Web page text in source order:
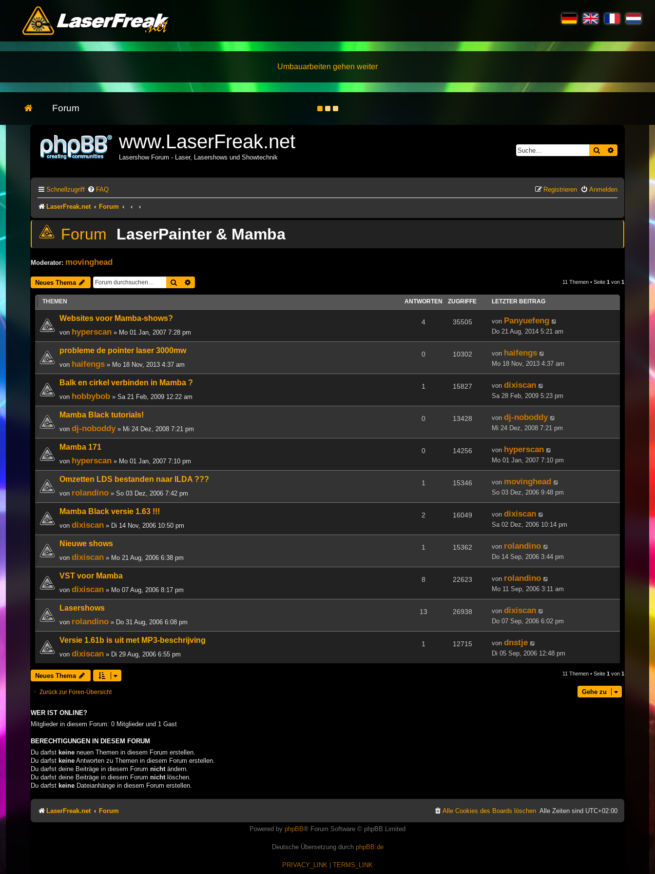
Umbauarbeiten gehen weiter
Forum
www.LaserFreak.net
Lasershow Forum - Laser, Lasershows und Showtechnik
Suche Erweiterte
Schnellzugriff FAQ Anmelden
Registrieren
LaserFreak.net Forum
LaserPainter & Mamba
Moderator: movinghead
Neues Thema Suche 11 Themen • Seite 1 von 1
THEMEN ANTWORTEN ZUGRIFFE LETZTER BEITRAG
Websites voor Mamba-shows?
von hyperscan » Mo 01 Jan, 2007 7:28 pm
4 35505 von Panyuefeng
Do 21 Aug, 2014 5:21 am
probleme de pointer laser 3000mw
von haifengs » Mo 18 Nov, 2013 4:37 am
0 10302 von haifengs
Mo 18 Nov, 2013 4:37 am
Balk en cirkel verbinden in Mamba ?
von hobbybob » Sa 21 Feb, 2009 12:22 am
1 15827 von dixiscan
Sa 28 Feb, 2009 5:23 pm
Mamba Black tutorials!
von dj-noboddy» Mi 24 Dez, 2008 7:21 pm
0 13428 von dj-noboddy
Mi 24 Dez, 2008 7:21 pm
Mamba 171
von hyperscan » Mo 01 Jan, 2007 7:10 pm
0 14256 von hyperscan
Mo 01 Jan, 2007 7:10 pm
Omzetten LDS bestanden naar ILDA ???
von rolandino » So 03 Dez, 2006 7:42 pm
1 15346 von movinghead
So 03 Dez, 2006 9:48 pm
Mamba Black versie 1.63 !!!
von dixiscan » Di 14 Nov, 2006 10:50 pm
2 16049 von dixiscan
Sa 02 Dez, 2006 10:14 pm
Nieuwe shows
von dixiscan » Mo 21 Aug, 2006 6:38 pm
1 15362 von rolandino
Do 14 Sep, 2006 3:44 pm
VST voor Mamba
von dixiscan » Mo 07 Aug, 2006 8:17 pm
8 22623 von rolandino
Mo 11 Sep, 2006 3:11 am
Lasershows
von rolandino » Do 31 Aug, 2006 6:08 pm
13 26938 von dixiscan
Do 07 Sep, 2006 6:02 pm
Versie 1.61b is uit met MP3-beschrijving
von dixiscan » Di 29 Aug, 2006 6:55 pm
1 12715 von dnstje
Di 05 Sep, 2006 12:48 pm
Neues Thema 11 Themen • Seite 1 von 1
Zurück zur Foren-Übersicht Gehe zu
WER IST ONLINE?
Mitglieder in diesem Forum: 0 Mitglieder und 1 Gast
BERECHTIGUNGEN IN DIESEM FORUM
Du darfst keine neuen Themen in diesem Forum erstellen.
Du darfst keine Antworten zu Themen in diesem Forum erstellen.
Du darfst deine Beiträge in diesem Forum nicht ändern.
Du darfst deine Beiträge in diesem Forum nicht löschen.
Du darfst keine Dateianhänge in diesem Forum erstellen.
LaserFreak.net Forum Alle Zeiten sind UTC+02:00
Alle Cookies des Boards löschen
Powered by phpBB® Forum Software © phpBB Limited
Deutsche Übersetzung durch phpBB.de
PRIVACY_LINK TERMS_LINK